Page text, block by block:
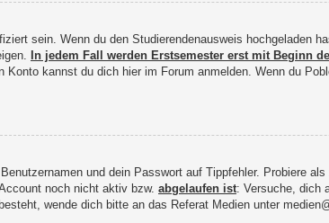
sein. Wenn du den Studierendenausweis hochgeladen
In jedem Fall werden Erstsemester erst mit Beginn
kannst du dich hier im Forum anmelden. Wenn du
und dein Passwort auf Tippfehler. Probiere
noch nicht aktiv bzw. abgelaufen ist: Versuche, dich
wende dich bitte an das Referat Medien unter